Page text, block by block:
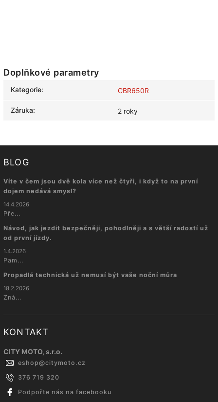
Doplňkové parametry
Kategorie: CBR650R
Záruka: 2 roky
BLOG
Víte v čem jsou dvě kola více než čtyři, i když to na první
dojem nedává smysl?
14.4.2026
Pře...
Návod, jak jezdit bezpečněji, pohodlněji a s větší radostí už
od první jízdy.
1.4.2026
Pam...
Propadlá technická už nemusí být vaše noční můra
18.2.2026
Zná...
KONTAKT
CITY MOTO, s.r.o.
eshop@citymoto.cz
376 719 320
Podpořte nás na facebooku